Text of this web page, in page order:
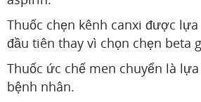
Thuốc chẹn kênh canxi được
đầu tiên thay vì chọn chẹn beta
Thuốc ức chế men chuyển là
bệnh nhân.